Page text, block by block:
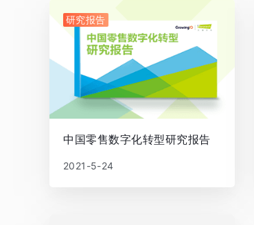
研究报告
中国零售数字化转型研究报告
2021-5-24